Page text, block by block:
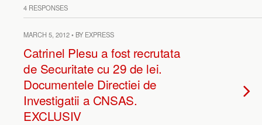
4 RESPONSES
MARCH 5, 2012 • BY EXPRESS
Catrinel Plesu a fost recrutata
de Securitate cu 29 de lei.
Documentele Directiei de
Investigatii a CNSAS.
EXCLUSIV